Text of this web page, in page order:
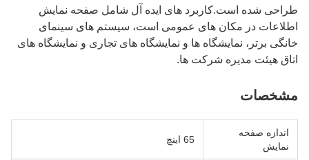
طراحی شده است.کاربرد های ایده آل شامل صفحه نمایش
اطلاعات در مکان های عمومی است، سیستم های سینمای
خانگی برتر، نمایشگاه ها و نمایشگاه های تجاری و نمایشگاه های
اتاق هیئت مدیره شرکت ها.
مشخصات
اندازه صفحه
نمایش
65 اينچ